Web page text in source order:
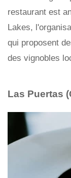
restaurant est
Lakes,
qui proposent
des vignobles
Las Puertas